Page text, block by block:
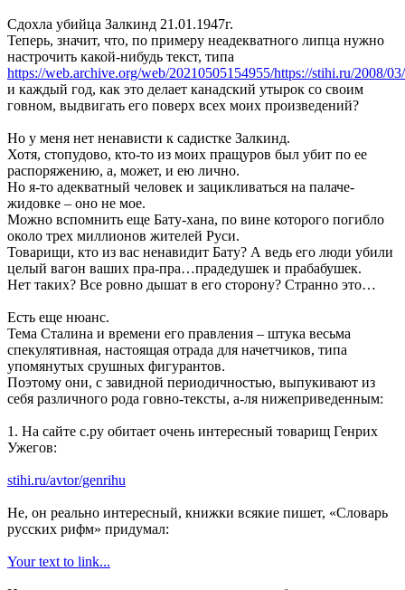
Сдохла убийца Залкинд 21.01.1947г.
Теперь, значит, что, по примеру неадекватного липца нужно
настрочить какой-нибудь текст, типа
https://web.archive.org/web/20210505154955/https://stihi.ru/2008/
и каждый год, как это делает канадский утырок со своим
говном, выдвигать его поверх всех моих произведений?
Но у меня нет ненависти к садистке Залкинд.
Хотя, стопудово, кто-то из моих пращуров был убит по ее
распоряжению, а, может, и ею лично.
Но я-то адекватный человек и зацикливаться на палаче-
жидовке – оно не мое.
Можно вспомнить еще Бату-хана, по вине которого погибло
около трех миллионов жителей Руси.
Товарищи, кто из вас ненавидит Бату? А ведь его люди убили
целый вагон ваших пра-пра…прадедушек и прабабушек.
Нет таких? Все ровно дышат в его сторону? Странно это…
Есть еще нюанс.
Тема Сталина и времени его правления – штука весьма
спекулятивная, настоящая отрада для начетчиков, типа
упомянутых срушных фигурантов.
Поэтому они, с завидной периодичностью, выпукивают из
себя различного рода говно-тексты, а-ля нижеприведенным:
1. На сайте с.ру обитает очень интересный товарищ Генрих
Ужегов:
stihi.ru/avtor/genrihu
Не, он реально интересный, книжки всякие пишет, «Словарь
русских рифм» придумал:
Your text to link...